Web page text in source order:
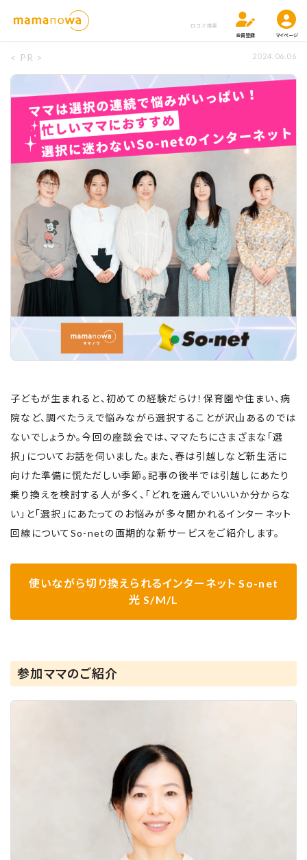
口コミ検索
会員登録
マイページ
< PR > 2024.06.06
子どもが生まれると、初めての経験だらけ！保育園や住まい、病
院など、調べたうえで悩みながら選択することが沢山あるのでは
ないでしょうか。今回の座談会では、ママたちにさまざまな「選
択」についてお話を伺いました。また、春は引越しなど新生活に
向けた準備に慌ただしい季節。記事の後半では引越しにあたり
乗り換えを検討する人が多く、「どれを選んでいいいか分からな
い」と「選択」にあたってのお悩みが多々聞かれるインターネット
回線についてSo-netの画期的な新サービスをご紹介します。
使いながら切り換えられるインターネット So-net
光 S/M/L
参加ママのご紹介